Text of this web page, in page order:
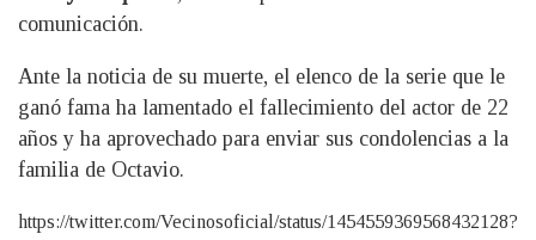
comunicación.
Ante la noticia de su muerte, el elenco de la serie que le
ganó fama ha lamentado el fallecimiento del actor de 22
años y ha aprovechado para enviar sus condolencias a la
familia de Octavio.
https://twitter.com/Vecinosoficial/status/1454559369568432128?